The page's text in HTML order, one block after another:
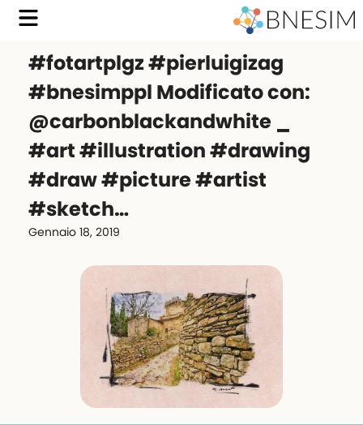
#fotartplgz #pierluigizag
#bnesimppl Modificato con:
@carbonblackandwhite _
#art #illustration #drawing
#draw #picture #artist
#sketch…
Gennaio 18, 2019